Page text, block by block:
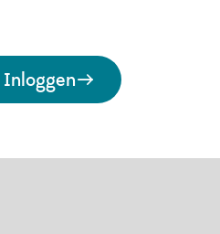
Inloggen